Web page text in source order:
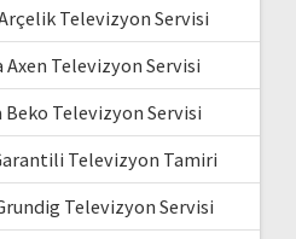
Televizyon Servisi
Axen Televizyon Servisi
Beko Televizyon Servisi
Televizyon Tamiri
Televizyon Servisi